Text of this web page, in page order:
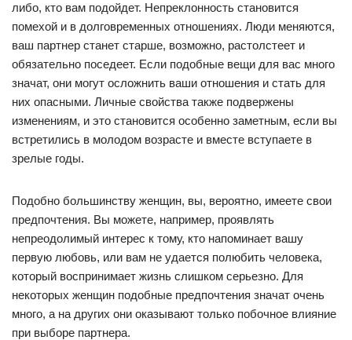
либо, кто вам подойдет. Непреклонность становится
помехой и в долговременных отношениях. Люди меняются,
ваш партнер станет старше, возможно, растолстеет и
обязательно поседеет. Если подобные вещи для вас много
значат, они могут осложнить ваши отношения и стать для
них опасными. Личные свойства также подвержены
изменениям, и это становится особенно заметным, если вы
встретились в молодом возрасте и вместе вступаете в
зрелые годы.
Подобно большинству женщин, вы, вероятно, имеете свои
предпочтения. Вы можете, например, проявлять
непреодолимый интерес к тому, кто напоминает вашу
первую любовь, или вам не удается полюбить человека,
который воспринимает жизнь слишком серьезно. Для
некоторых женщин подобные предпочтения значат очень
много, а на других они оказывают только побочное влияние
при выборе партнера.